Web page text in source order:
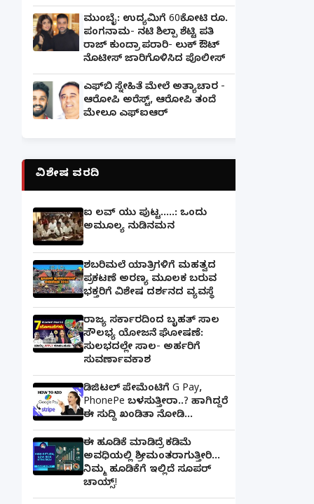
ಮುಂಬೈ: ಉದ್ಯಮಿಗೆ 60ಕೋಟಿ ರೂ.
ಪಂಗನಾಮ- ನಟಿ ಶಿಲ್ಪಾ ಶೆಟ್ಟಿ ಪತಿ
ರಾಜ್ ಕುಂದ್ರಾ ಪರಾರಿ- ಲುಕ್ ಔಟ್
ನೊಟೀಸ್ ಜಾರಿಗೊಳಿಸಿದ ಪೊಲೀಸ್
ಎಫ್‌ಬಿ ಸ್ನೇಹಿತೆ ಮೇಲೆ ಅತ್ಯಾಚಾರ -
ಆರೋಪಿ ಅರೆಸ್ಟ್, ಆರೋಪಿ ತಂದೆ
ಮೇಲೂ ಎಫ್ಐಆರ್
ವಿಶೇಷ ವರದಿ
ಐ ಲವ್ ಯು ಪುಟ್ಟ.....: ಒಂದು
ಅಮೂಲ್ಯ ನುಡಿನಮನ
ಶಬರಿಮಲೆ ಯಾತ್ರಿಗಳಿಗೆ ಮಹತ್ವದ
ಪ್ರಕಟಣೆ ಅರಣ್ಯ ಮೂಲಕ ಬರುವ
ಭಕ್ತರಿಗೆ ವಿಶೇಷ ದರ್ಶನದ ವ್ಯವಸ್ಥೆ
ರಾಜ್ಯ ಸರ್ಕಾರದಿಂದ ಬೃಹತ್ ಸಾಲ
ಸೌಲಭ್ಯ ಯೋಜನೆ ಘೋಷಣೆ:
ಸುಲಭದಲ್ಲೇ ಸಾಲ- ಅರ್ಹರಿಗೆ
ಸುವರ್ಣಾವಕಾಶ
ಡಿಜಿಟಲ್ ಪೇಮೆಂಟಿಗೆ G Pay,
PhonePe ಬಳಸುತ್ತೀರಾ..? ಹಾಗಿದ್ದರೆ
ಈ ಸುದ್ದಿ ಖಂಡಿತಾ ನೋಡಿ...
ಈ ಹೂಡಿಕೆ ಮಾಡಿದ್ರೆ ಕಡಿಮೆ
ಅವಧಿಯಲ್ಲಿ ಶ್ರೀಮಂತರಾಗುತ್ತೀರಿ...
ನಿಮ್ಮ ಹೂಡಿಕೆಗೆ ಇಲ್ಲಿದೆ ಸೂಪರ್
ಚಾಯ್ಸ್‌!